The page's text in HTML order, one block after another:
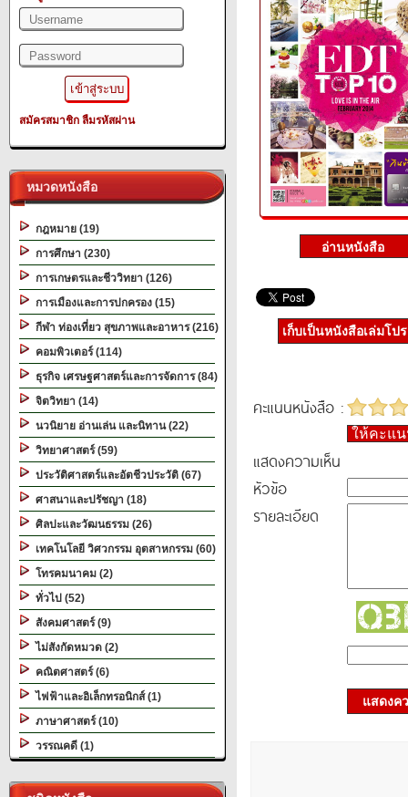
สมัครสมาชิก ลืมรหัสผ่าน
หมวดหนังสือ
กฎหมาย (19)
การศึกษา (230)
การเกษตรและชีววิทยา (126)
การเมืองและการปกครอง (15)
กีฬา ท่องเที่ยว สุขภาพและอาหาร (216)
คอมพิวเตอร์ (114)
ธุรกิจ เศรษฐศาสตร์และการจัดการ (84)
จิตวิทยา (14)
นวนิยาย อ่านเล่น และนิทาน (22)
วิทยาศาสตร์ (59)
ประวัติศาสตร์และอัตชีวประวัติ (67)
ศาสนาและปรัชญา (18)
ศิลปะและวัฒนธรรม (26)
เทคโนโลยี วิศวกรรม อุตสาหกรรม (60)
โทรคมนาคม (2)
ทั่วไป (52)
สังคมศาสตร์ (9)
ไม่สังกัดหมวด (2)
คณิตศาสตร์ (6)
ไฟฟ้าและอิเล็กทรอนิกส์ (1)
ภาษาศาสตร์ (10)
วรรณคดี (1)
เก็บเป็นหนังสือเล่มโป
คะแนนหนังสือ :
ให้คะแ
แสดงความเห็น
หัวข้อ
รายละเอียด
แสดงค